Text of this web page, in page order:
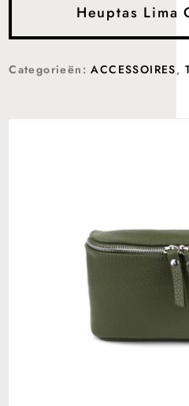
Heuptas Lima
Categorieën:ACCESSOIRES,